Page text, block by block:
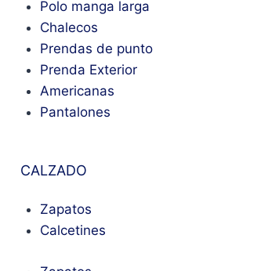
Polo manga larga
Chalecos
Prendas de punto
Prenda Exterior
Americanas
Pantalones
CALZADO
Zapatos
Calcetines